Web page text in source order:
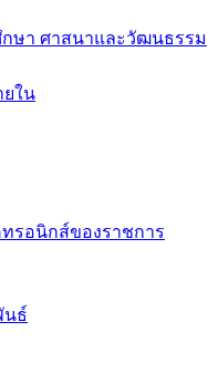
ษา ศาสนาและวัฒนธรรม
ใน
รอนิกส์ของราชการ
นธ์